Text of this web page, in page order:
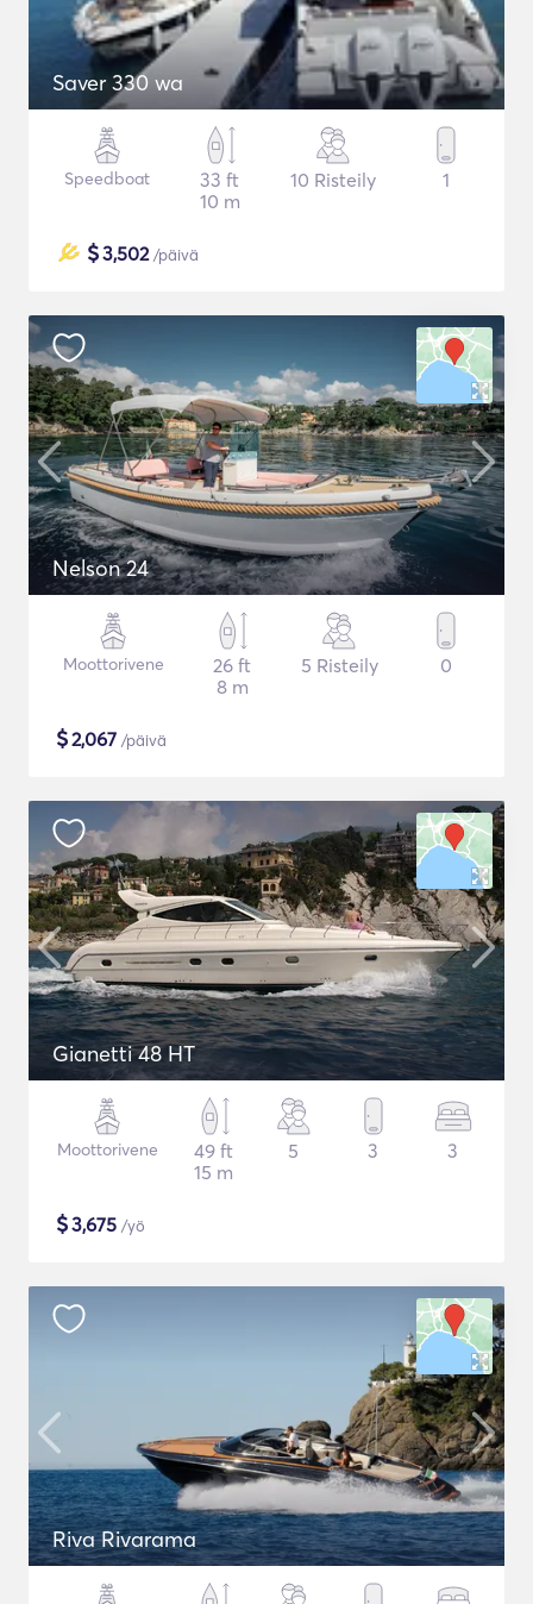
Saver 330 wa
Speedboat
33 ft
10 m
10 Risteily 1
$3,502/päivä
Nelson 24
Moottorivene
26 ft
8 m
5 Risteily 0
$2,067 /päivä
Gianetti 48 HT
Moottorivene
49 ft
15 m
5 3 3
$3,675 /yö
Riva Rivarama